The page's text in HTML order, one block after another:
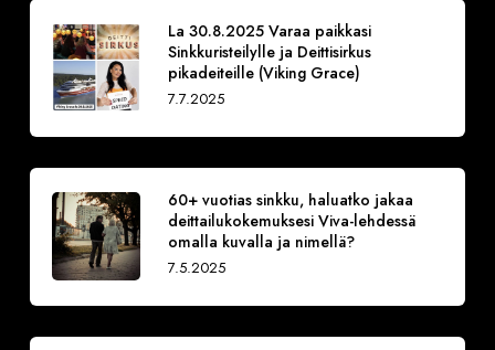
La 30.8.2025 Varaa paikkasi
Sinkkuristeilylle ja Deittisirkus
pikadeiteille (Viking Grace)
7.7.2025
60+ vuotias sinkku, haluatko jakaa
deittailukokemuksesi Viva-lehdessä
omalla kuvalla ja nimellä?
7.5.2025